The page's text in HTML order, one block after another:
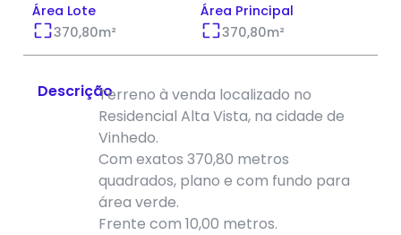
Área Lote
370,80m²
Área Principal
370,80m²
DescriçãoTerreno à venda localizado no
Residencial Alta Vista, na cidade de
Vinhedo.
Com exatos 370,80 metros
quadrados, plano e com fundo para
área verde.
Frente com 10,00 metros.